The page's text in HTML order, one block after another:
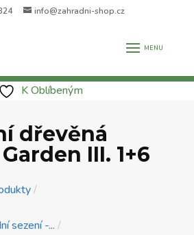
info@zahradni-shop.cz
K Oblíbeným
dřevěná
III. 1+6
/
sezení -... /